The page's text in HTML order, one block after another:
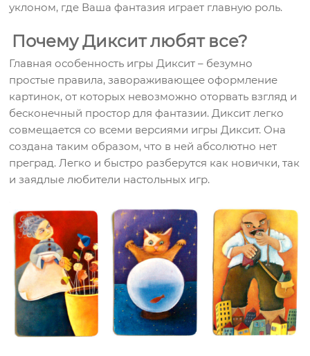
уклоном, где Ваша фантазия играет главную роль.
Почему Диксит любят все?
Главная особенность игры Диксит – безумно
простые правила, завораживающее оформление
картинок, от которых невозможно оторвать взгляд и
бесконечный простор для фантазии. Диксит легко
совмещается со всеми версиями игры Диксит. Она
создана таким образом, что в ней абсолютно нет
преград. Легко и быстро разберутся как новички, так
и заядлые любители настольных игр.